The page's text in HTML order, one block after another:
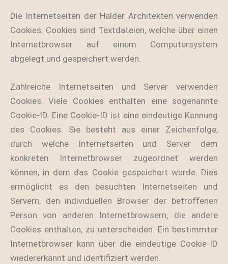
Die Internetseiten der Halder Architekten verwenden
Cookies. Cookies sind Textdateien, welche über einen
Internetbrowser auf einem Computersystem
abgelegt und gespeichert werden.
Zahlreiche Internetseiten und Server verwenden
Cookies. Viele Cookies enthalten eine sogenannte
Cookie-ID. Eine Cookie-ID ist eine eindeutige Kennung
des Cookies. Sie besteht aus einer Zeichenfolge,
durch welche Internetseiten und Server dem
konkreten Internetbrowser zugeordnet werden
können, in dem das Cookie gespeichert wurde. Dies
ermöglicht es den besuchten Internetseiten und
Servern, den individuellen Browser der betroffenen
Person von anderen Internetbrowsern, die andere
Cookies enthalten, zu unterscheiden. Ein bestimmter
Internetbrowser kann über die eindeutige Cookie-ID
wiedererkannt und identifiziert werden.